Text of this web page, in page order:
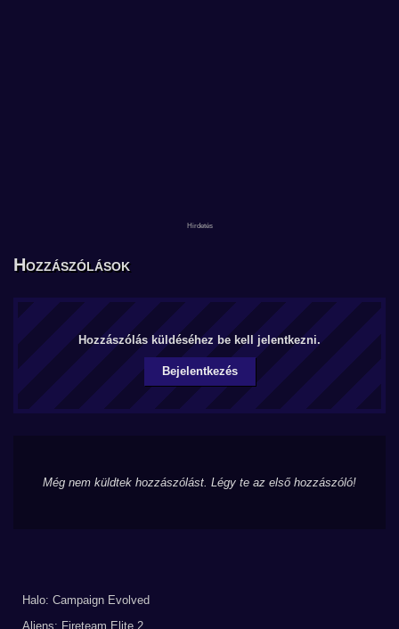
Hozzászólások
Hozzászólás küldéséhez be kell jelentkezni.
Bejelentkezés
Még nem küldtek hozzászólást. Légy te az első hozzászóló!
Halo: Campaign Evolved
Aliens: Fireteam Elite 2